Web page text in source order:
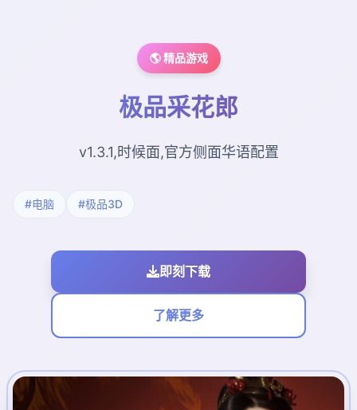
🌎 精品游戏
极品采花郎
v1.3.1,时候面,官方侧面华语配置
#电脑 #极品3D
即刻下载
了解更多